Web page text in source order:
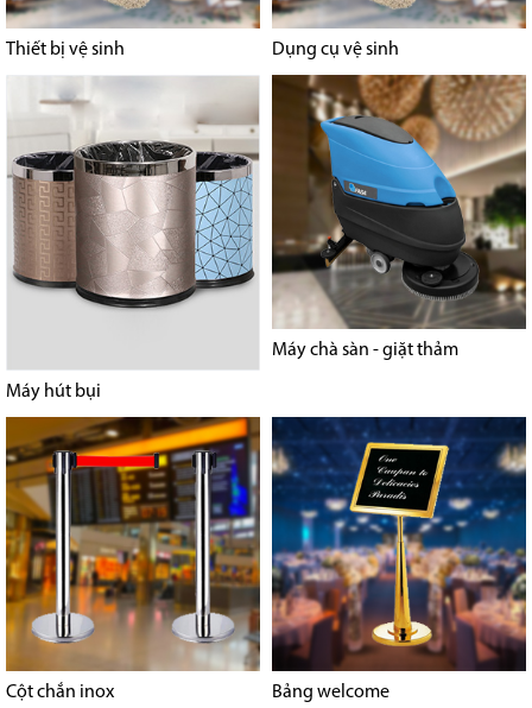
Thiết bị vệ sinh Dụng cụ vệ sinh
Máy hút bụi
Máy chà sàn - giặt thảm
Cột chắn inox Bảng welcome